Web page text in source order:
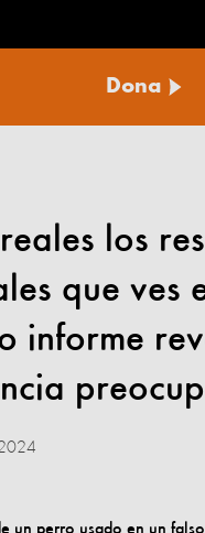
Dona
los
que ves
informe